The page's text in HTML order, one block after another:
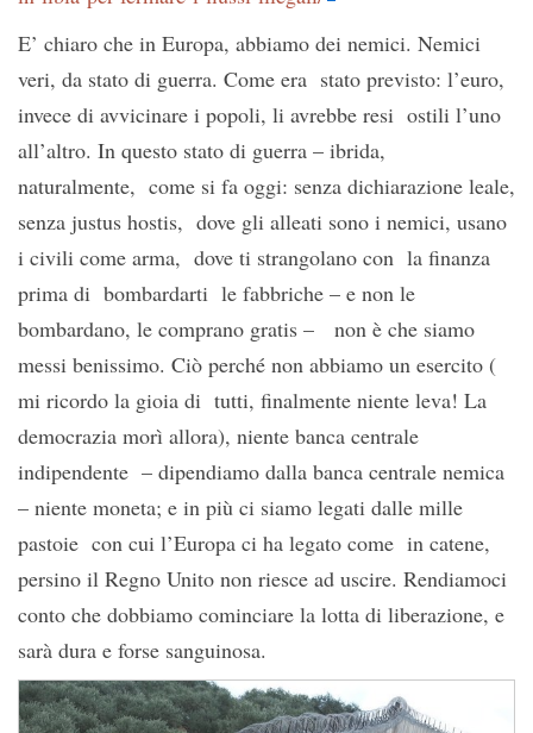
E’ chiaro che in Europa, abbiamo dei nemici. Nemici
veri, da stato di guerra. Come era stato previsto: l’euro,
invece di avvicinare i popoli, li avrebbe resi ostili l’uno
all’altro. In questo stato di guerra – ibrida,
naturalmente, come si fa oggi: senza dichiarazione leale,
senza justus hostis, dove gli alleati sono i nemici, usano
i civili come arma, dove ti strangolano con la finanza
prima di bombardarti le fabbriche – e non le
bombardano, le comprano gratis – non è che siamo
messi benissimo. Ciò perché non abbiamo un esercito (
mi ricordo la gioia di tutti, finalmente niente leva! La
democrazia morì allora), niente banca centrale
indipendente – dipendiamo dalla banca centrale nemica
– niente moneta; e in più ci siamo legati dalle mille
pastoie con cui l’Europa ci ha legato come in catene,
persino il Regno Unito non riesce ad uscire. Rendiamoci
conto che dobbiamo cominciare la lotta di liberazione, e
sarà dura e forse sanguinosa.